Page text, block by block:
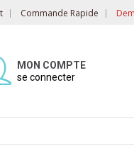
Commande Rapide
MON COMPTE
se connecter